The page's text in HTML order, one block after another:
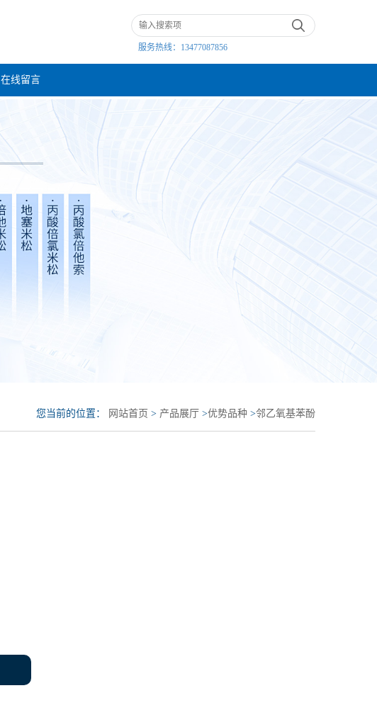
服务热线： 13477087856
在线留言
您当前的位置： 网站首页 > 产品展厅 >优势品种 >邻乙氧基苯酚